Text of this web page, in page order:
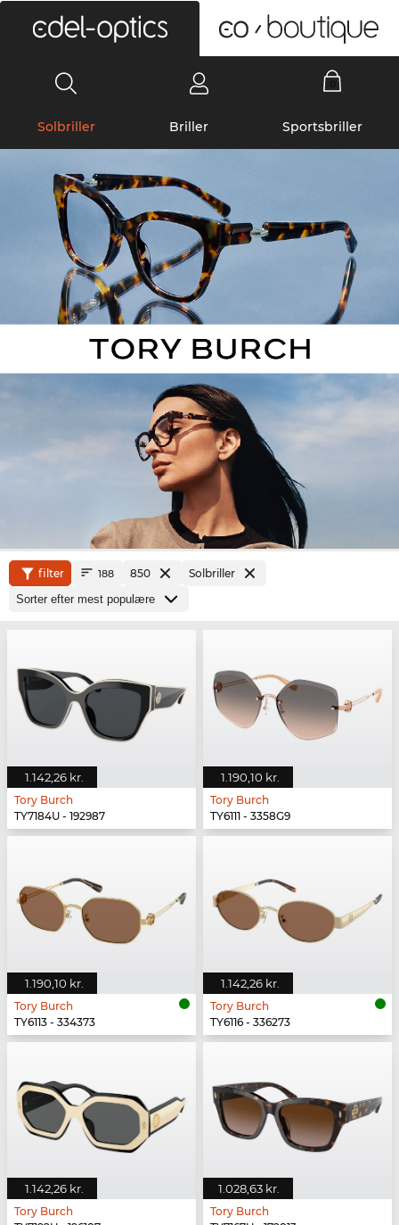
Solbriller Briller Sportsbriller
filter 188 850 Solbriller
1.142,26 kr.
Tory Burch
TY7184U - 192987
1.190,10 kr.
Tory Burch
TY6111 - 3358G9
1.190,10 kr.
Tory Burch
TY6113 - 334373
1.142,26 kr.
Tory Burch
TY6116 - 336273
1.142,26 kr.
Tory Burch
1.028,63 kr.
Tory Burch